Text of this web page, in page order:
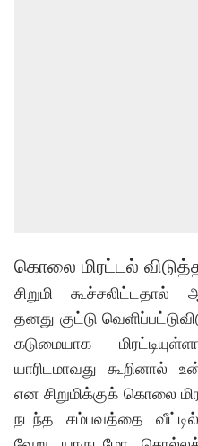
கொலை மிரட்டல்
சிறுமி கூச்சலிட்டதால்
தனது குட்டு
கடுமையாக
யாரிடமாவது
என சிறுமிக்குக் கொலை
நடந்த சம்பவத்தை